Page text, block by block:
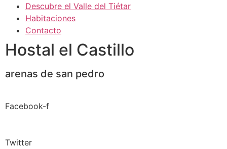
Descubre el Valle del Tiétar
Habitaciones
Contacto
Hostal el Castillo
arenas de san pedro
Facebook-f
Twitter